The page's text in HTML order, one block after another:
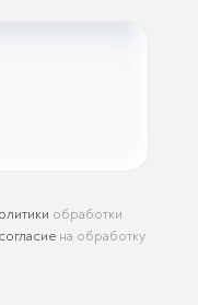
обработки
согласие на обработку